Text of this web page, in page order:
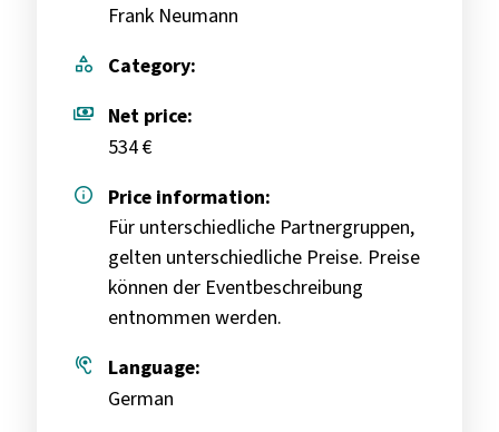
Frank Neumann
category
Category:
payments Net price:
534 €
info
Price information:
Für unterschiedliche Partnergruppen,
gelten unterschiedliche Preise. Preise
können der Eventbeschreibung
entnommen werden.
hearing
Language:
German